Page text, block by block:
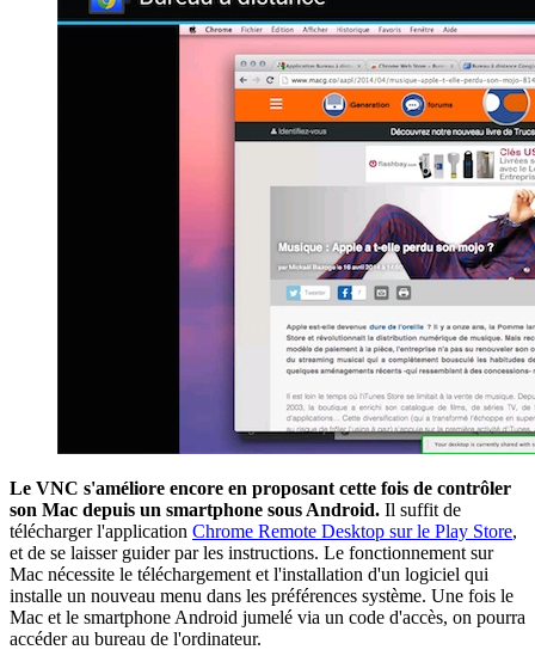
Le VNC s'améliore encore en proposant cette fois de contrôler
son Mac depuis un smartphone sous Android. Il suffit de
télécharger l'application Chrome Remote Desktop sur le Play Store,
et de se laisser guider par les instructions. Le fonctionnement sur
Mac nécessite le téléchargement et l'installation d'un logiciel qui
installe un nouveau menu dans les préférences système. Une fois le
Mac et le smartphone Android jumelé via un code d'accès, on pourra
accéder au bureau de l'ordinateur.